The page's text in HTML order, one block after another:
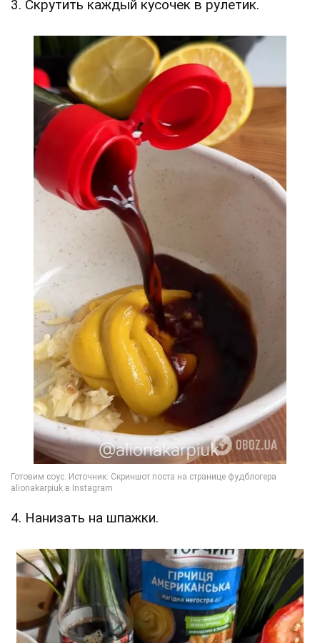
3. Скрутить каждый кусочек в рулетик.
4. Нанизать на шпажки.